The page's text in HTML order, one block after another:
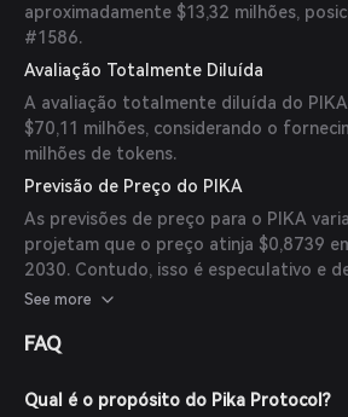
aproximadamente $13,32 milhões,
#1586.
Avaliação Totalmente Diluída
A avaliação totalmente diluída do
$70,11 milhões, considerando o
milhões de tokens.
Previsão de Preço do PIKA
As previsões de preço para o PIKA
projetam que o preço atinja $0,8739
2030. Contudo, isso é especulativo e
com cautela.
See more
FAQ
Qual é o propósito do Pika Protocol?